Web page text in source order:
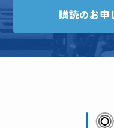
購読のお申